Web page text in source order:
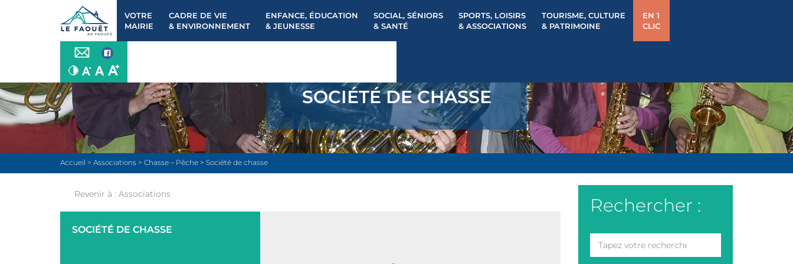
VOTRE
MAIRIE
CADRE DE VIE
& ENVIRONNEMENT
ENFANCE, ÉDUCATION
& JEUNESSE
SOCIAL, SÉNIORS
& SANTÉ
SPORTS, LOISIRS
& ASSOCIATIONS
TOURISME, CULTURE
& PATRIMOINE
EN 1
CLIC
SOCIÉTÉ DE CHASSE
Accueil > Associations > Chasse – Pêche > Société de chasse
Revenir à : Associations
SOCIÉTÉ DE CHASSE
Rechercher :